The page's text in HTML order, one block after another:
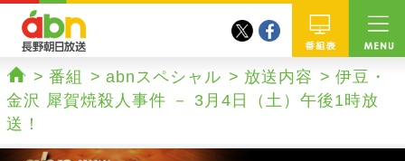
番組
twitterfacebook
ホーム
番組 abnスペシャル 放送内容
伊豆・
金沢 犀賀焼殺人事件 － 3月4日（土）午後1時放
送！